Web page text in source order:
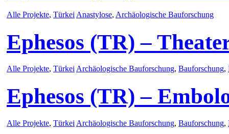
Alle Projekte, Türkei Anastylose, Archäologische Bauforschung
Ephesos (TR) –
Alle Projekte, TürkeiArchäologische Bauforschung, Bauforschung,
Ephesos (TR) –
Alle Projekte, Türkei Archäologische Bauforschung, Bauforschung,